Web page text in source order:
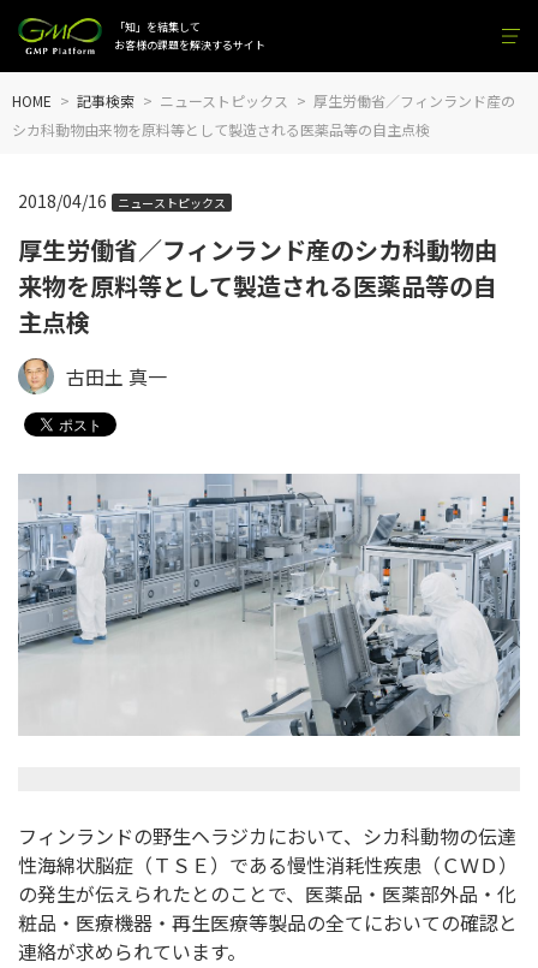
「知」を結集して
お客様の課題を解決するサイト
HOME 記事検索 ニューストピックス
厚生労働省／フィンランド産の
シカ科動物由来物を原料等として製造される医薬品等の自主点検
厚生労働省／フィンランド産のシカ科動物由
来物を原料等として製造される医薬品等の自
主点検
2018/04/16 ニューストピックス
古田土 真一
フィンランドの野生ヘラジカにおいて、 シカ科動物の伝達
性海綿状脳症（ＴＳＥ）である慢性消耗性疾患（ＣＷＤ）
の発生が伝えられたとのことで、医薬品・医薬部外品・ 化
粧品・医療機器・ 再生医療等製品の全てにおいての確認と
連絡が求められています。